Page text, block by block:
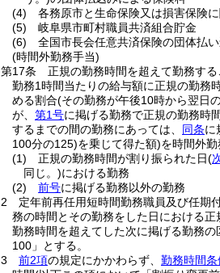
(4)
各務原市と生命保険又は損害保険
(5)
岐阜県市町村職員共済組合貯金
(6)
全国市長会任意共済保険の団体払
(時間外勤務手当)
第17条
正規の勤務時間を超えて勤務す
勤務1時間当たりの給与額に正規の勤務
める割合(その勤務が午後10時から翌日
が、 第1号に掲げる勤務で正規の勤務時
するまでの間の勤務にあっては、 同条に
100分の125)を乗じて得た額)を時間外勤
(1)
正規の勤務時間が割り振られた日(
同じ。)における勤務
(2)
前号に掲げる勤務以外の勤務
2
定年前再任用短時間勤務職員及び任期
務の時間とその勤務をした日における
勤務時間を超えてした次に掲げる勤務
100」とする。
3
前2項の規定にかかわらず、 勤務時間条